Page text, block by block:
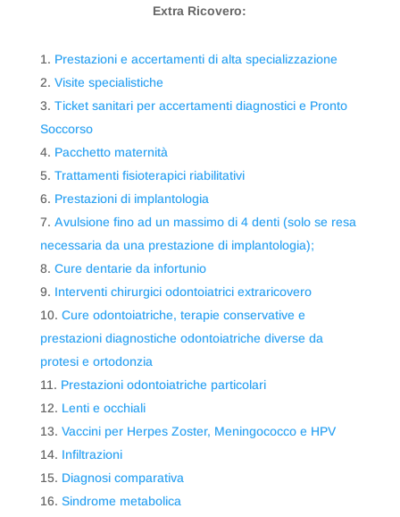
Extra Ricovero:
Prestazioni e accertamenti di alta specializzazione
Visite specialistiche
Ticket sanitari per accertamenti diagnostici e Pronto
Soccorso
Pacchetto maternità
Trattamenti fisioterapici riabilitativi
Prestazioni di implantologia
Avulsione fino ad un massimo di 4 denti (solo se resa
necessaria da una prestazione di implantologia);
Cure dentarie da infortunio
Interventi chirurgici odontoiatrici extraricovero
Cure odontoiatriche, terapie conservative e
prestazioni diagnostiche odontoiatriche diverse da
protesi e ortodonzia
Prestazioni odontoiatriche particolari
Lenti e occhiali
Vaccini per Herpes Zoster, Meningococco e HPV
Infiltrazioni
Diagnosi comparativa
Sindrome metabolica